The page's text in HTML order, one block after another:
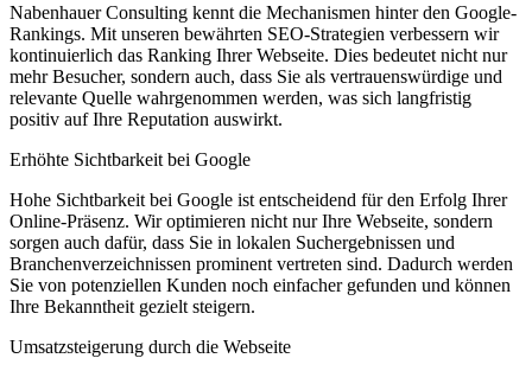
Nabenhauer Consulting kennt die Mechanismen hinter den Google-
Rankings. Mit unseren bewährten SEO-Strategien verbessern wir
kontinuierlich das Ranking Ihrer Webseite. Dies bedeutet nicht nur
mehr Besucher, sondern auch, dass Sie als vertrauenswürdige und
relevante Quelle wahrgenommen werden, was sich langfristig
positiv auf Ihre Reputation auswirkt.
Erhöhte Sichtbarkeit bei Google
Hohe Sichtbarkeit bei Google ist entscheidend für den Erfolg Ihrer
Online-Präsenz. Wir optimieren nicht nur Ihre Webseite, sondern
sorgen auch dafür, dass Sie in lokalen Suchergebnissen und
Branchenverzeichnissen prominent vertreten sind. Dadurch werden
Sie von potenziellen Kunden noch einfacher gefunden und können
Ihre Bekanntheit gezielt steigern.
Umsatzsteigerung durch die Webseite